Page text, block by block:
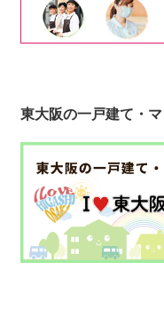
東大阪の一戸建て・